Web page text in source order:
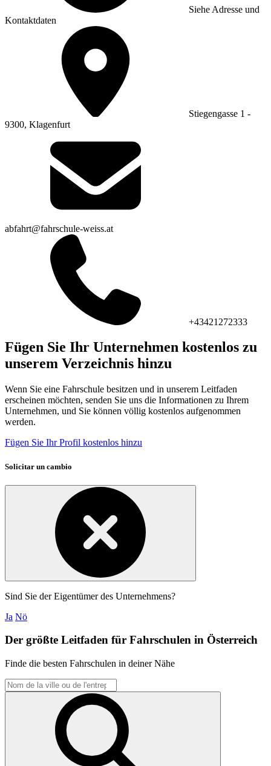
Siehe Adresse und
Kontaktdaten
Stiegengasse 1 -
9300, Klagenfurt
abfahrt@fahrschule-weiss.at
+43421272333
Fügen Sie Ihr Unternehmen kostenlos zu
unserem Verzeichnis hinzu
Wenn Sie eine Fahrschule besitzen und in unserem Leitfaden
erscheinen möchten, senden Sie uns die Informationen zu Ihrem
Unternehmen, und Sie können völlig kostenlos aufgenommen
werden.
Fügen Sie Ihr Profil kostenlos hinzu
Solicitar un cambio
Sind Sie der Eigentümer des Unternehmens?
Ja Nö
Der größte Leitfaden für Fahrschulen in Österreich
Finde die besten Fahrschulen in deiner Nähe